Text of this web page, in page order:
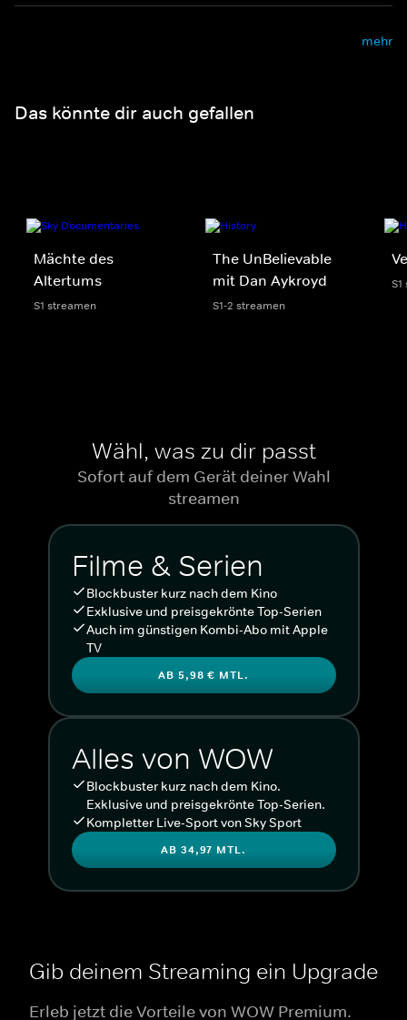
mehr
Das könnte dir auch gefallen
Mächte des
Altertums
S1 streamen
The UnBelievable
mit Dan Aykroyd
S1-2 streamen
Wähl, was zu dir passt
Sofort auf dem Gerät deiner Wahl
streamen
Filme & Serien
Blockbuster kurz nach dem Kino
Exklusive und preisgekrönte Top-Serien
Auch im günstigen Kombi-Abo mit Apple
TV
AB 5,98 € MTL.
Alles von WOW
Blockbuster kurz nach dem Kino.
Exklusive und preisgekrönte Top-Serien.
Kompletter Live-Sport von Sky Sport
AB 34,97 MTL.
Gib deinem Streaming ein Upgrade
Erleb jetzt die Vorteile von WOW Premium.